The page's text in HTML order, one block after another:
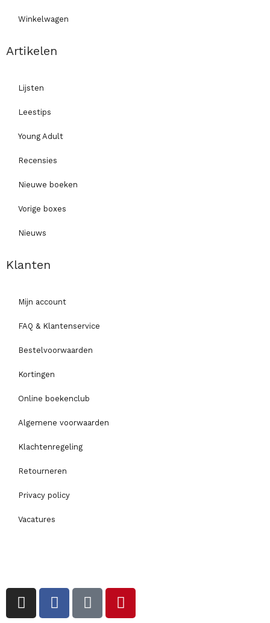
Winkelwagen
Artikelen
Lijsten
Leestips
Young Adult
Recensies
Nieuwe boeken
Vorige boxes
Nieuws
Klanten
Mijn account
FAQ & Klantenservice
Bestelvoorwaarden
Kortingen
Online boekenclub
Algemene voorwaarden
Klachtenregeling
Retourneren
Privacy policy
Vacatures
I
n
F
a
T
i
P
i